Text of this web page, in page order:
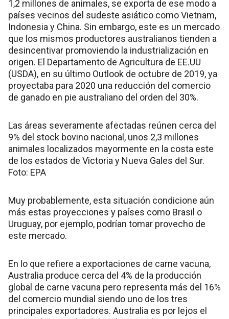
1,2 millones de animales, se exporta de ese modo a
países vecinos del sudeste asiático como Vietnam,
Indonesia y China. Sin embargo, este es un mercado
que los mismos productores australianos tienden a
desincentivar promoviendo la industrialización en
origen. El Departamento de Agricultura de EE.UU
(USDA), en su último Outlook de octubre de 2019, ya
proyectaba para 2020 una reducción del comercio
de ganado en pie australiano del orden del 30%.
Las áreas severamente afectadas reúnen cerca del
9% del stock bovino nacional, unos 2,3 millones
animales localizados mayormente en la costa este
de los estados de Victoria y Nueva Gales del Sur.
Foto: EPA
Muy probablemente, esta situación condicione aún
más estas proyecciones y países como Brasil o
Uruguay, por ejemplo, podrían tomar provecho de
este mercado.
En lo que refiere a exportaciones de carne vacuna,
Australia produce cerca del 4% de la producción
global de carne vacuna pero representa más del 16%
del comercio mundial siendo uno de los tres
principales exportadores. Australia es por lejos el